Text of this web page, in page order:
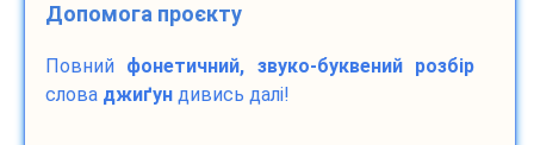
Допомога проєкту
Повний фонетичний, звуко-буквений розбір
слова джиґун дивись далі!